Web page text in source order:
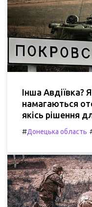
Інша Авдіївка?
намагаються
якісь рішення
#Донецька область